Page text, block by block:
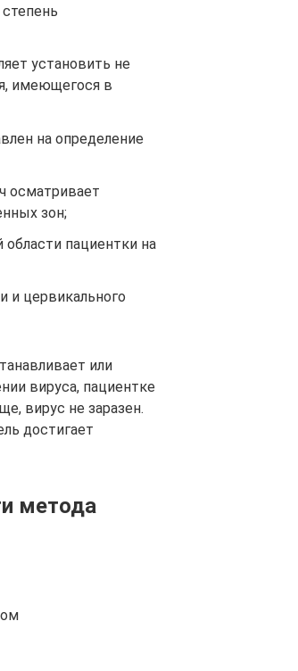
установить не
имеющегося в
на определение
осматривает
зон;
пациентки на
и цервикального
или
вируса, пациентке
вирус не заразен.
достигает
метода